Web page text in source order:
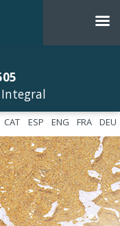
DEU
FRA
ENG
ESP
CAT